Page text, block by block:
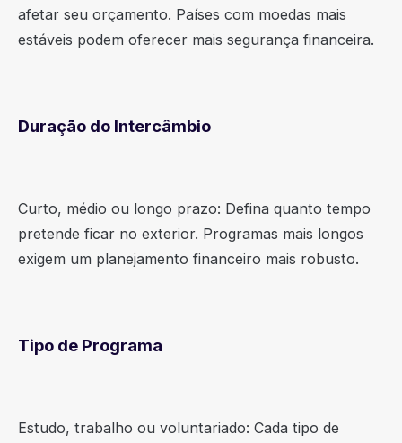
afetar seu orçamento. Países com moedas mais
estáveis podem oferecer mais segurança financeira.
Duração do Intercâmbio
Curto, médio ou longo prazo: Defina quanto tempo
pretende ficar no exterior. Programas mais longos
exigem um planejamento financeiro mais robusto.
Tipo de Programa
Estudo, trabalho ou voluntariado: Cada tipo de